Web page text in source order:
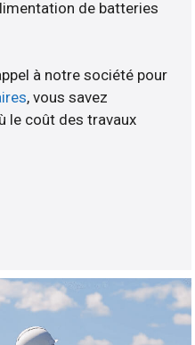
de batteries
à notre société pour
, vous savez
le coût des travaux